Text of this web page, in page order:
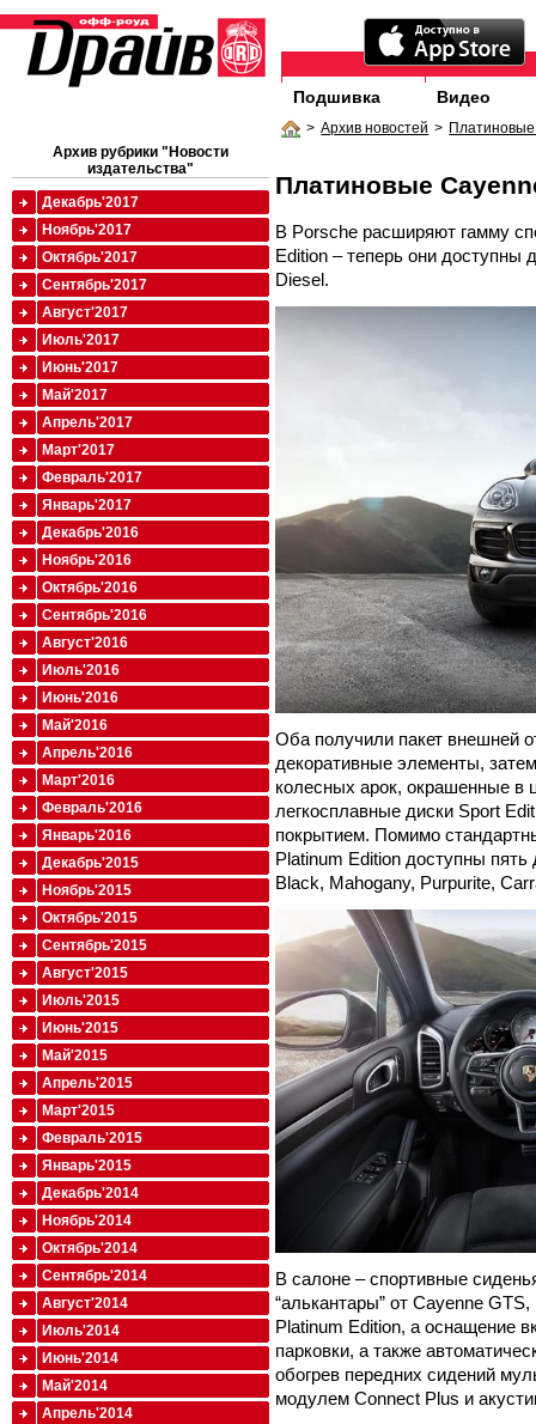
Подшивка Видео
> Архив новостей >
Платиновые
В Porsche расширяют гамму
Edition – теперь они доступны
Diesel.
Оба получили пакет внешней
декоративные элементы,
колесных арок, окрашенные в
легкосплавные диски Sport
покрытием. Помимо
Platinum Edition доступны пять
Black, Mahogany, Purpurite,
В салоне – спортивные
“алькантары” от Cayenne
Platinum Edition, а оснащение
парковки, а также
обогрев передних сидений
модулем Connect Plus и
Архив рубрики "Новости
издательства"
Декабрь'2017
Ноябрь'2017
Октябрь'2017
Сентябрь'2017
Август'2017
Июль'2017
Июнь'2017
Май'2017
Апрель'2017
Март'2017
Февраль'2017
Январь'2017
Декабрь'2016
Ноябрь'2016
Октябрь'2016
Сентябрь'2016
Август'2016
Июль'2016
Июнь'2016
Май'2016
Апрель'2016
Март'2016
Февраль'2016
Январь'2016
Декабрь'2015
Ноябрь'2015
Октябрь'2015
Сентябрь'2015
Август'2015
Июль'2015
Июнь'2015
Май'2015
Апрель'2015
Март'2015
Февраль'2015
Январь'2015
Декабрь'2014
Ноябрь'2014
Октябрь'2014
Сентябрь'2014
Август'2014
Июль'2014
Июнь'2014
Май'2014
Апрель'2014